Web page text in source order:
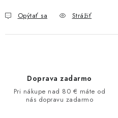
Opýtať sa Strážiť
Doprava zadarmo
Pri nákupe nad 80 € máte od
nás dopravu zadarmo